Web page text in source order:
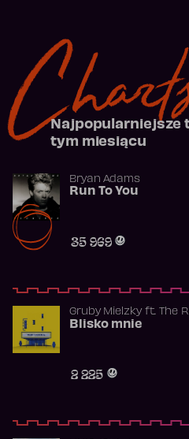
Najpopularniejsze
tym miesiącu
Bryan Adams
Run To You
35 969
Gruby Mielzkyft. The
Blisko mnie
2 225